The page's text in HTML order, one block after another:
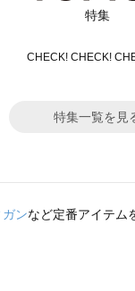
特集
特集一覧を見
ンなど定番アイテム